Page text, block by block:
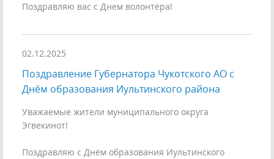
Поздравляю вас с Днем волонтёра!
02.12.2025
Поздравление Губернатора Чукотского АО с
Днём образования Иультинского района
Уважаемые жители муниципального округа
Эгвекинот!
Поздравляю с Днём образования Иультинского